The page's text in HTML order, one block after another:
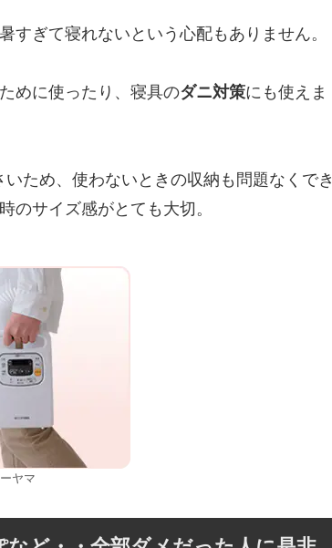
すぎて寝れないという心配もありません。
めに使ったり、寝具のダニ対策にも使えま
ため、使わないときの収納も問題なくでき
のサイズ感がとても大切。
ヤマ